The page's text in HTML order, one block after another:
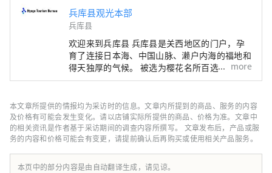
兵库县观光本部
兵库县
欢迎来到兵库县 兵库县是关西地区的门户，孕
育了连接日本海、中国山脉、濑户内海的福地和
得天独厚的气候。 被选为樱花名所百选之一的
世界遗产姬路城、六甲山的全景夜景等，有许多
牛”是但马牛的代名词，是日本顶级牛肉之一，
而清酒米“兵库山田锦”则是让您舌头惊喜的宝
石。 有马温泉是著名的温泉，城崎温泉曾出现
在许多文学作品中。在大自然的包围下，您可以
放松身心。 淡路岛鸣门漩涡的雷鸣声、夏季各
地举办的烟火大会的动感声音等，您可以听到令
more
本文章所提供的情报均为采访时的信息。文章内所提到的商品、服务的内容
及价格有可能会发生变化。请以店铺实际所提供的商品、价格为准。文章中
的相关资讯是作者基于采访期间的调查内容所撰写。 文章发布后，产品或服
务的内容和价格可能会有变更，请提前确认后再购买或使用相关产品服务。
本页中的部分内容是由自动翻译生成，请见谅。